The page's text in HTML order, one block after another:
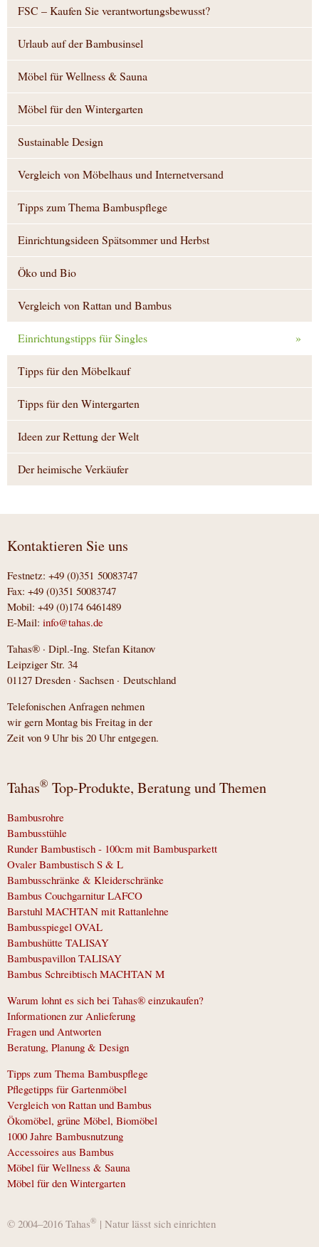
FSC – Kaufen Sie verantwortungsbewusst?
Urlaub auf der Bambusinsel
Möbel für Wellness & Sauna
Möbel für den Wintergarten
Sustainable Design
Vergleich von Möbelhaus und Internetversand
Tipps zum Thema Bambuspflege
Einrichtungsideen Spätsommer und Herbst
Öko und Bio
Vergleich von Rattan und Bambus
Einrichtungstipps für Singles »
Tipps für den Möbelkauf
Tipps für den Wintergarten
Ideen zur Rettung der Welt
Der heimische Verkäufer
Kontaktieren Sie uns
Festnetz: +49 (0)351 50083747
Fax: +49 (0)351 50083747
Mobil: +49 (0)174 6461489
E-Mail: info@tahas.de
Tahas® · Dipl.-Ing. Stefan Kitanov
Leipziger Str. 34
01127 Dresden · Sachsen · Deutschland
Telefonischen Anfragen nehmen
wir gern Montag bis Freitag in der
Zeit von 9 Uhr bis 20 Uhr entgegen.
Tahas® Top-Produkte, Beratung und Themen
Bambusrohre
Bambusstühle
Runder Bambustisch - 100cm mit Bambusparkett
Ovaler Bambustisch S & L
Bambusschränke & Kleiderschränke
Bambus Couchgarnitur LAFCO
Barstuhl MACHTAN mit Rattanlehne
Bambusspiegel OVAL
Bambushütte TALISAY
Bambuspavillon TALISAY
Bambus Schreibtisch MACHTAN M
Warum lohnt es sich bei Tahas® einzukaufen?
Informationen zur Anlieferung
Fragen und Antworten
Beratung, Planung & Design
Tipps zum Thema Bambuspflege
Pflegetipps für Gartenmöbel
Vergleich von Rattan und Bambus
Ökomöbel, grüne Möbel, Biomöbel
1000 Jahre Bambusnutzung
Accessoires aus Bambus
Möbel für Wellness & Sauna
Möbel für den Wintergarten
© 2004–2016 Tahas® | Natur lässt sich einrichten